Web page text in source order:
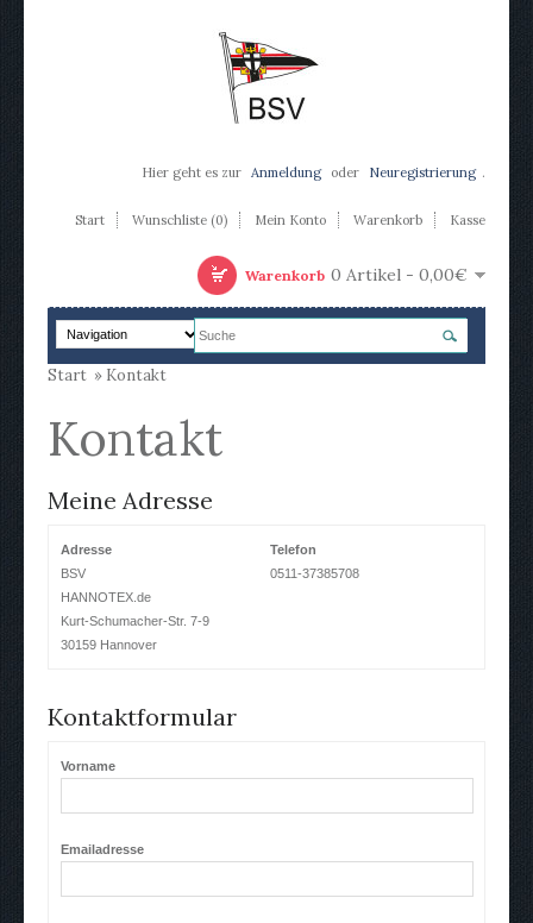
Hier geht es zur Anmeldung oder Neuregistrierung .
Start Wunschliste (0) Mein Konto Warenkorb Kasse
Warenkorb 0 Artikel - 0,00€
Start » Kontakt
Kontakt
Meine Adresse
Adresse
BSV
HANNOTEX.de
Kurt-Schumacher-Str. 7-9
30159 Hannover
Telefon
0511-37385708
Kontaktformular
Vorname
Emailadresse